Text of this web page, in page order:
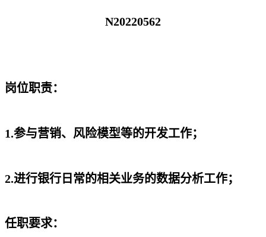
N20220562
岗位职责：
1.参与营销、风险模型等的开发工作；
2.进行银行日常的相关业务的数据分析工作；
任职要求：